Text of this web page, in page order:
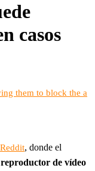
casos
them to block the a
, donde el
de vídeo